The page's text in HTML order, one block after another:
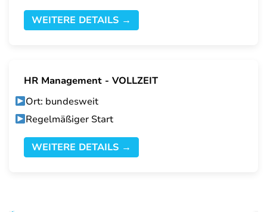
WEITERE DETAILS →
HR Management - VOLLZEIT
Ort: bundesweit
Regelmäßiger Start
WEITERE DETAILS →